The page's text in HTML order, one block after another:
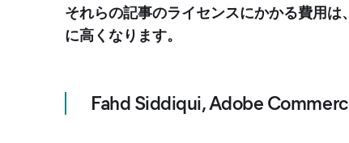
それらの記事のライセンスにかかる費用
に高くなります。
Fahd Siddiqui,Adobe